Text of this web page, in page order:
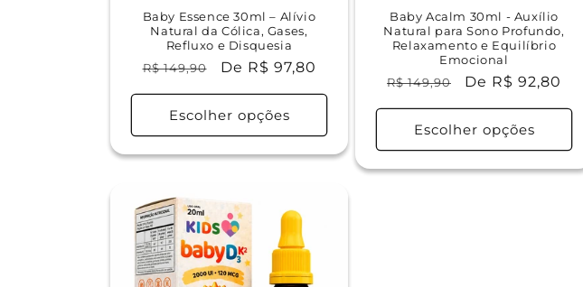
Baby Essence 30ml – Alívio
Natural da Cólica, Gases,
Refluxo e Disquesia
Preço
normal
R$ 149,90
Preço
promocional
De R$ 97,80
Escolher opções
Baby Acalm 30ml - Auxílio
Natural para Sono Profundo,
Relaxamento e Equilíbrio
Emocional
Preço
normal
R$ 149,90
Preço
promocional
De R$ 92,80
Escolher opções